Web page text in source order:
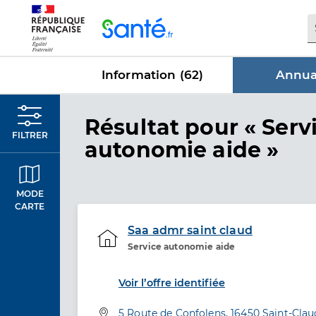
Information (62)
FILTRER
MODE
CARTE
Résultat dans
pour «
autonomie aide »
Saa admr saint claud
Service autonomie aide
Etablissement de soins
Voir l’offre identifiée
Adresse
5 Route de Confolens, 16450 Saint-
Panneau de gestion des cookies